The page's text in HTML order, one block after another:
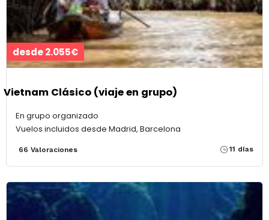
desde 2.055€
Vietnam Clásico (viaje en grupo)
En grupo organizado
Vuelos incluidos desde Madrid, Barcelona
66 Valoraciones 11 días